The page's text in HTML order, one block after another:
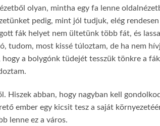
olyan, mintha egy fa lenne
pedig, mint jól tudjuk, elég rendesen
fák helyet nem ültetünk több fát, és
tudom, most kissé túloztam, de ha nem
hogy a bolygónk tüdejét tesszük tönkre a fák
Hiszek abban, hogy nagyban kell
ember egy kicsit tesz a saját
lenne ez a város.